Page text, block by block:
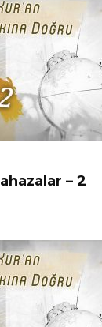
– 2